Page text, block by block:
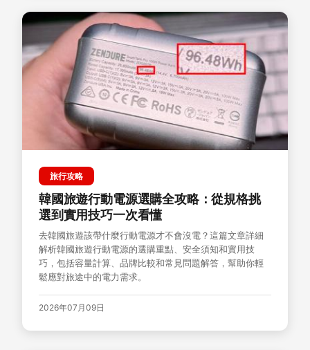
旅行攻略
韓國旅遊行動電源選購全攻略：從規格挑
選到實用技巧一次看懂
去韓國旅遊該帶什麼行動電源才不會沒電？這篇文章詳細
解析韓國旅遊行動電源的選購重點、安全須知和實用技
巧，包括容量計算、品牌比較和常見問題解答，幫助你輕
鬆應對旅途中的電力需求。
2026年07月09日